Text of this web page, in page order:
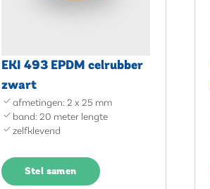
EKI 493 EPDM celrubber
zwart
afmetingen: 2 x 25 mm
band: 20 meter lengte
zelfklevend
Stel samen